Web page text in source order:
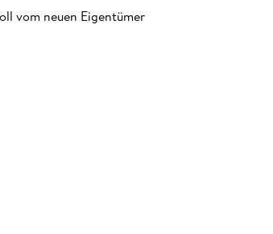
vom neuen Eigentümer